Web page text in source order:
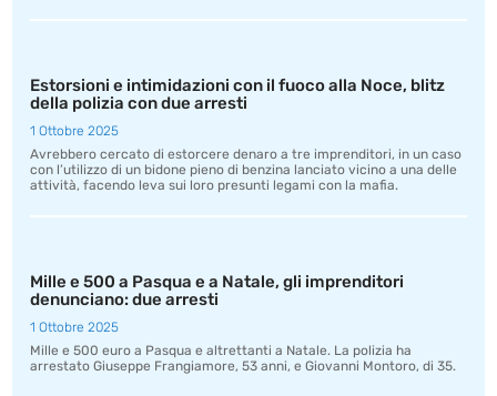
Estorsioni e intimidazioni con il fuoco alla Noce, blitz
della polizia con due arresti
1 Ottobre 2025
Avrebbero cercato di estorcere denaro a tre imprenditori, in un caso
con l’utilizzo di un bidone pieno di benzina lanciato vicino a una delle
attività, facendo leva sui loro presunti legami con la mafia.
Mille e 500 a Pasqua e a Natale, gli imprenditori
denunciano: due arresti
1 Ottobre 2025
Mille e 500 euro a Pasqua e altrettanti a Natale. La polizia ha
arrestato Giuseppe Frangiamore, 53 anni, e Giovanni Montoro, di 35.